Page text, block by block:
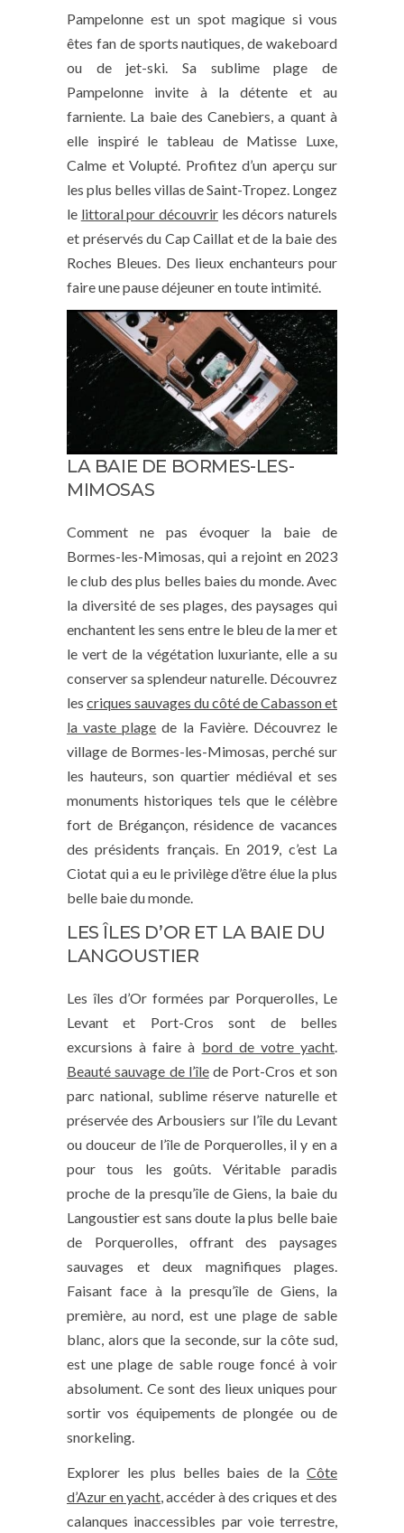
Pampelonne est un spot magique si vous
êtes fan de sports nautiques, de wakeboard
ou de jet-ski. Sa sublime plage de
Pampelonne invite à la détente et au
farniente. La baie des Canebiers, a quant à
elle inspiré le tableau de Matisse Luxe,
Calme et Volupté. Profitez d’un aperçu sur
les plus belles villas de Saint-Tropez. Longez
le littoral pour découvrir les décors naturels
et préservés du Cap Caillat et de la baie des
Roches Bleues. Des lieux enchanteurs pour
faire une pause déjeuner en toute intimité.
LA BAIE DE BORMES-LES-
MIMOSAS
Comment ne pas évoquer la baie de
Bormes-les-Mimosas, qui a rejoint en 2023
le club des plus belles baies du monde. Avec
la diversité de ses plages, des paysages qui
enchantent les sens entre le bleu de la mer et
le vert de la végétation luxuriante, elle a su
conserver sa splendeur naturelle. Découvrez
les criques sauvages du côté de Cabasson et
la vaste plage de la Favière. Découvrez le
village de Bormes-les-Mimosas, perché sur
les hauteurs, son quartier médiéval et ses
monuments historiques tels que le célèbre
fort de Brégançon, résidence de vacances
des présidents français. En 2019, c’est La
Ciotat qui a eu le privilège d’être élue la plus
belle baie du monde.
LES ÎLES D’OR ET LA BAIE DU
LANGOUSTIER
Les îles d’Or formées par Porquerolles, Le
Levant et Port-Cros sont de belles
excursions à faire à bord de votre yacht.
Beauté sauvage de l’îlede Port-Cros et son
parc national, sublime réserve naturelle et
préservée des Arbousiers sur l’île du Levant
ou douceur de l’île de Porquerolles, il y en a
pour tous les goûts. Véritable paradis
proche de la presqu’île de Giens, la baie du
Langoustier est sans doute la plus belle baie
de Porquerolles, offrant des paysages
sauvages et deux magnifiques plages.
Faisant face à la presqu’île de Giens, la
première, au nord, est une plage de sable
blanc, alors que la seconde, sur la côte sud,
est une plage de sable rouge foncé à voir
absolument. Ce sont des lieux uniques pour
sortir vos équipements de plongée ou de
snorkeling.
Explorer les plus belles baies de la Côte
d’Azur en yacht, accéder à des criques et des
calanques inaccessibles par voie terrestre,